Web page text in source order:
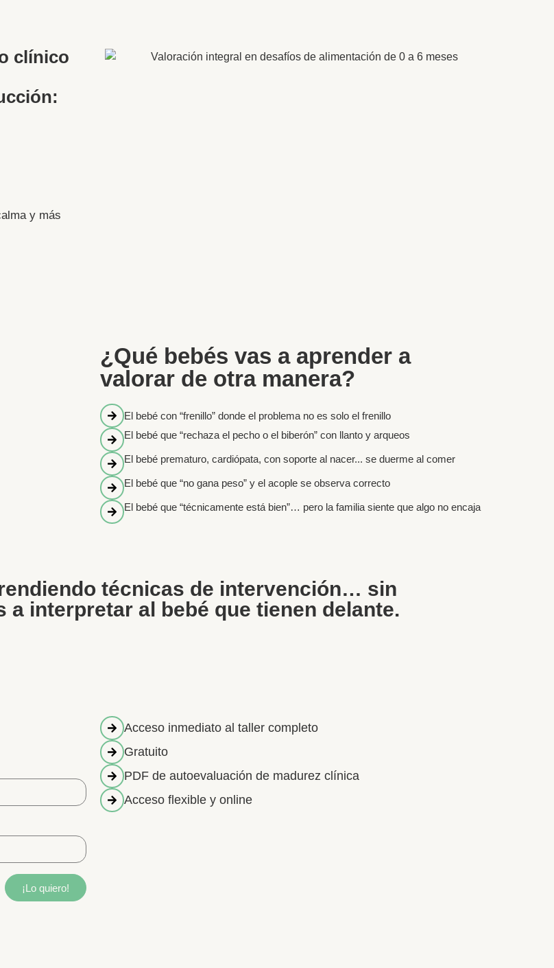
clínico
y más
¿Qué bebés vas a aprender a
valorar de otra manera?
El bebé con “frenillo” donde el problema no es solo el frenillo
El bebé que “rechaza el pecho o el biberón” con llanto y arqueos
El bebé prematuro, cardiópata, con soporte al nacer... se duerme al comer
El bebé que “no gana peso” y el acople se observa correcto
El bebé que “técnicamente está bien”… pero la familia siente que algo no encaja
técnicas de intervención… sin
a interpretar al bebé que tienen delante.
¡Lo quiero!
Acceso inmediato al taller completo
Gratuito
PDF de autoevaluación de madurez clínica
Acceso flexible y online